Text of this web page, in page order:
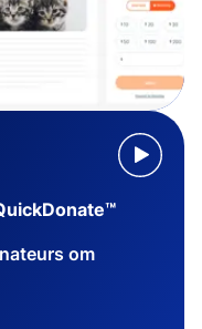
om